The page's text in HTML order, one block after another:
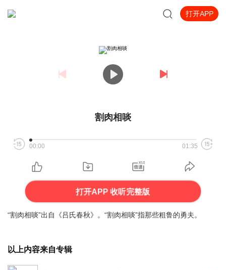
打开APP
割肉相啖
00:00 01:35
打开APP 收听完整版
“割肉相啖”出自《吕氏春秋》。“割肉相啖”指那些粗鲁的勇夫。
以上内容来自专辑